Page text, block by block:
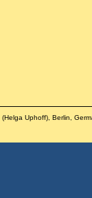
(Helga Uphoff), Berlin,